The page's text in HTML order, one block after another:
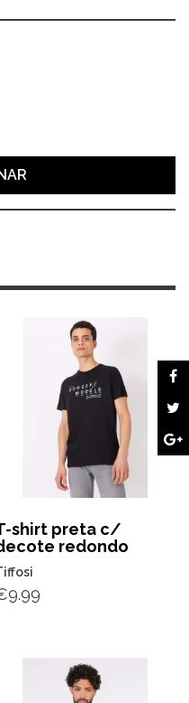
shirt preta c/
redondo
9.99